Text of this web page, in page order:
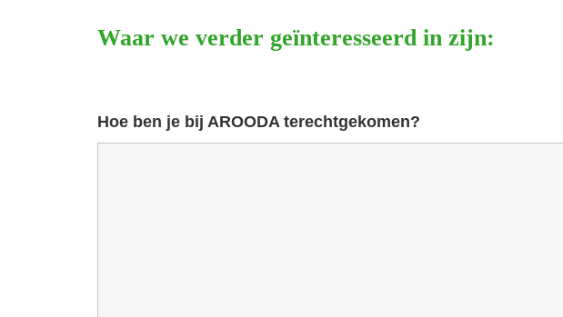
Waar we verder geïnteresseerd in zijn:
Hoe ben je bij AROODA terechtgekomen?